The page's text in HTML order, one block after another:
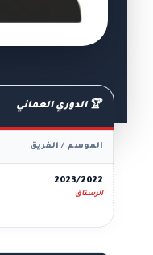
🏆 الدوري العماني
الموسم / الفريق
2023/2022
الرستاق